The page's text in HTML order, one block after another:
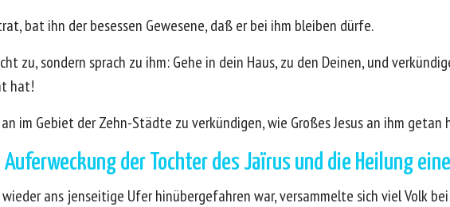
bat ihn der besessen Gewesene, daß er bei ihm bleiben dürfe.
zu, sondern sprach zu ihm: Gehe in dein Haus, zu den Deinen, und
hat!
im Gebiet der Zehn-Städte zu verkündigen, wie Großes Jesus an ihm
Auferweckung der Tochter des Jaïrus und die Heilung
ans jenseitige Ufer hinübergefahren war, versammelte sich viel Volk